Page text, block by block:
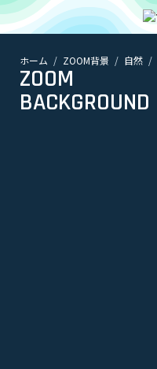
ホーム ZOOM背景 自然
ZOOM
BACKGROUND